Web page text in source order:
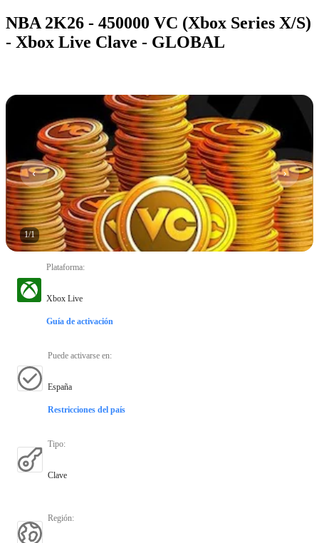
NBA 2K26 - 450000 VC (Xbox Series X/S)
- Xbox Live Clave - GLOBAL
1/1
Plataforma:
Xbox Live
Guía de activación
Puede activarse en:
España
Restricciones del país
Tipo:
Clave
Región: